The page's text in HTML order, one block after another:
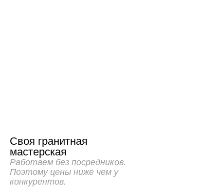
Своя гранитная
мастерская
Работаем без посредников.
Поэтому цены ниже чем у
конкурентов.